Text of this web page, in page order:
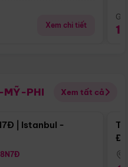
Xem chi tiết
MỸ-PHI Xem tất cả
Điểm nổi bật
| Istanbul -
8N7Đ